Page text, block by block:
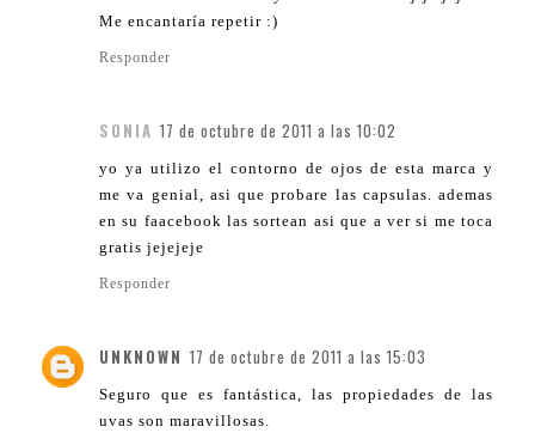
Me encantaría repetir :)
Responder
SONIA 17 de octubre de 2011 a las 10:02
yo ya utilizo el contorno de ojos de esta marca y
me va genial, asi que probare las capsulas. ademas
en su faacebook las sortean asi que a ver si me toca
gratis jejejeje
Responder
UNKNOWN 17 de octubre de 2011 a las 15:03
Seguro que es fantástica, las propiedades de las
uvas son maravillosas.